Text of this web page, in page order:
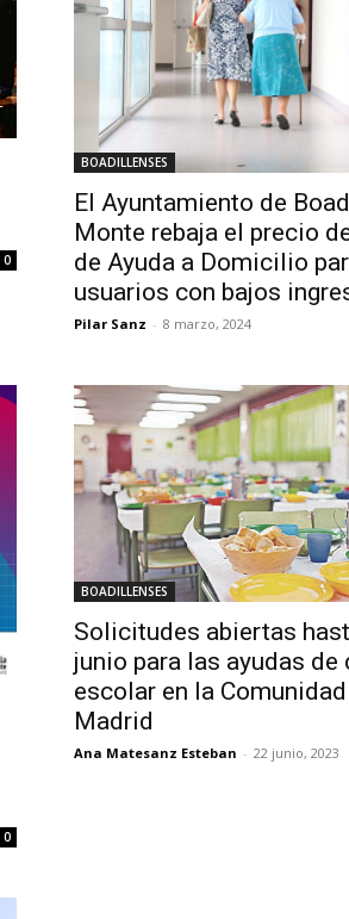
0
BOADILLENSES
El Ayuntamiento de
Monte rebaja el precio
de Ayuda a Domicilio
usuarios con bajos
Pilar Sanz - 8 marzo, 2024
0
BOADILLENSES
Solicitudes abiertas
junio para las ayudas de
escolar en la
Madrid
Ana Matesanz Esteban - 22 junio, 2023